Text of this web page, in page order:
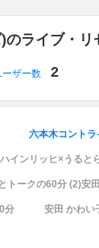
ライブ・
ーザー数 2
六本木コント
インリッヒ×うると
ークの60分 (2)安
分 安田 かわい